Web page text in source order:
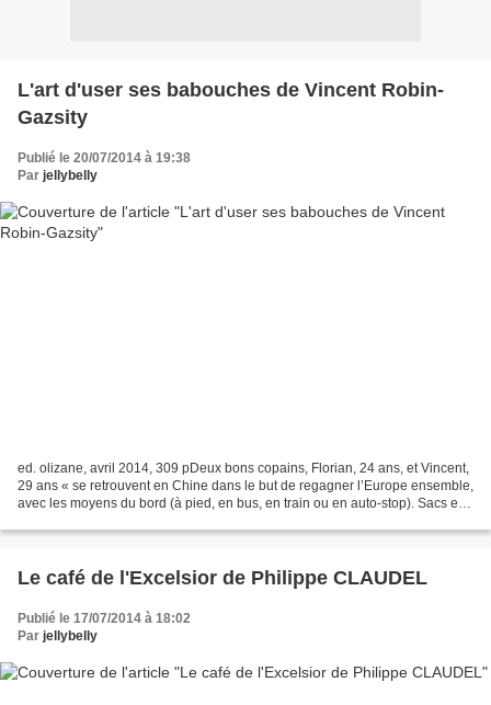
L'art d'user ses babouches de Vincent Robin-
Gazsity
Publié le 20/07/2014 à 19:38
Par jellybelly
ed. olizane, avril 2014, 309 pDeux bons copains, Florian, 24 ans, et Vincent,
29 ans « se retrouvent en Chine dans le but de regagner l’Europe ensemble,
avec les moyens du bord (à pied, en bus, en train ou en auto-stop). Sacs et
Le café de l'Excelsior de Philippe CLAUDEL
Publié le 17/07/2014 à 18:02
Par jellybelly